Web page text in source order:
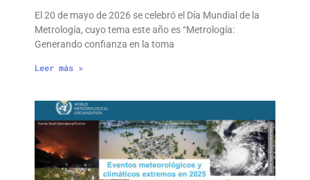
El 20 de mayo de 2026 se celebró el Día Mundial de la
Metrología, cuyo tema este año es “Metrología:
Generando confianza en la toma
Leer más »